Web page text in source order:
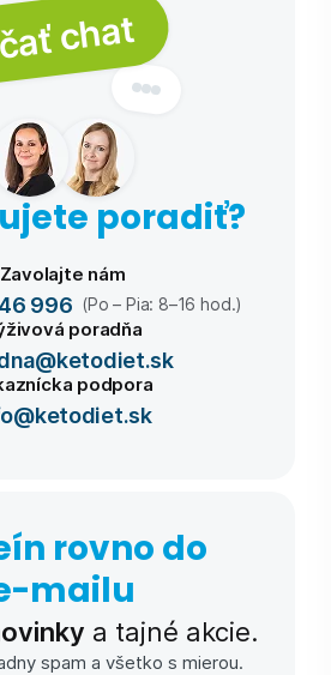
chat
poradiť?
Zavolajte nám
996 (Po – Pia: 8–16 hod.)
poradňa
podpora
rovno do
⁠mailu
a tajné akcie.
spam a všetko s mierou.